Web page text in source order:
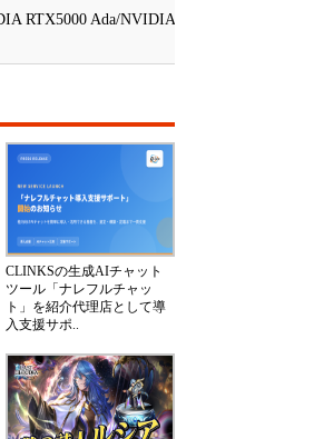
RTX5000 Ada/NVIDIA
CLINKSの生成AIチャット
ツール「ナレフルチャッ
ト」を紹介代理店として導
入支援サポ..